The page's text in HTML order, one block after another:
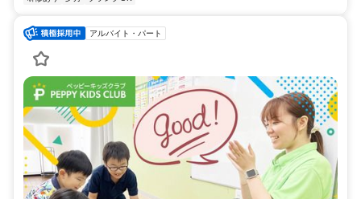
アルバイト・パート